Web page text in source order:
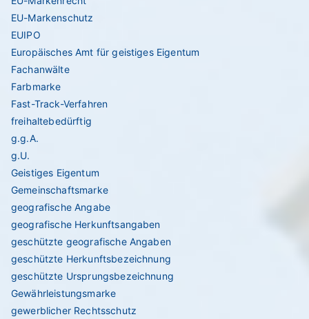
EU-Markenschutz
EUIPO
Europäisches Amt für geistiges Eigentum
Fachanwälte
Farbmarke
Fast-Track-Verfahren
freihaltebedürftig
g.g.A.
g.U.
Geistiges Eigentum
Gemeinschaftsmarke
geografische Angabe
geografische Herkunftsangaben
geschützte geografische Angaben
geschützte Herkunftsbezeichnung
geschützte Ursprungsbezeichnung
Gewährleistungsmarke
gewerblicher Rechtsschutz